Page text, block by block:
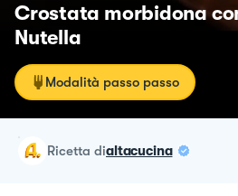
Crostata morbidona
Nutella
Modalità passo passo
ricetta dialtacucina